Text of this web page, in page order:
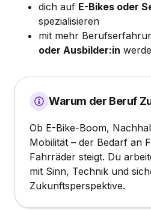
dich auf E-Bikes oder
spezialisieren
mit mehr
oder Ausbilder:in
Warum der Beruf
Ob E-Bike-Boom,
Mobilität – der Bedarf an
Fahrräder steigt. Du
mit Sinn, Technik und
Zukunftsperspektive.